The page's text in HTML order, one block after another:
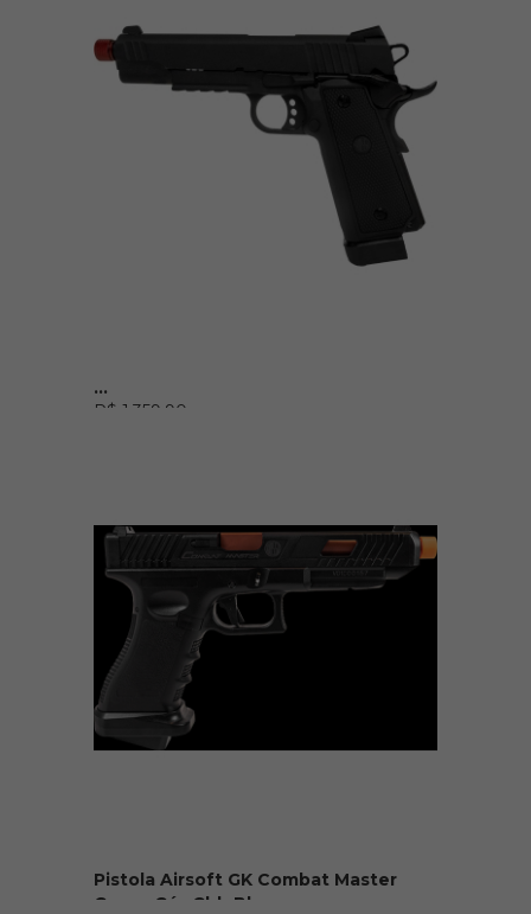
...
R$ 1.359,90
Pistola Airsoft GK Combat Master
Green Gás Gbb Bl...